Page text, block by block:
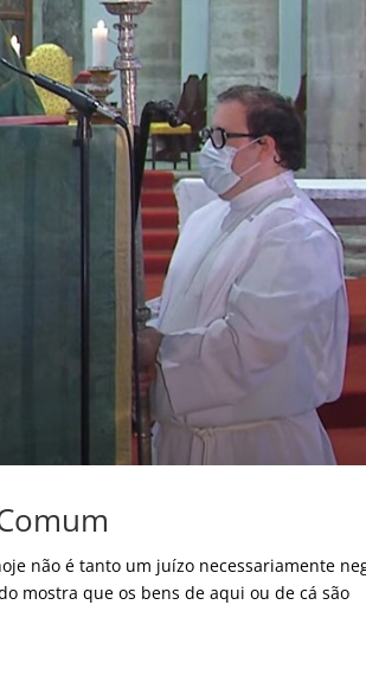
não é tanto um juízo necessariamente
mostra que os bens de aqui ou de cá são